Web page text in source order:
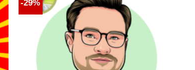
-29%
Auf die
Wunschliste